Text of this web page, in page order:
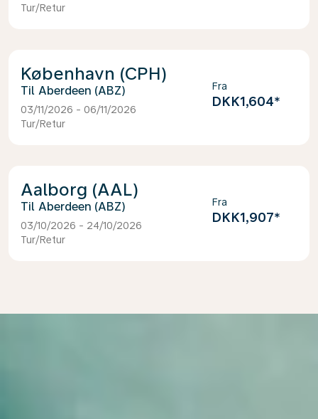
Tur/Retur
København (CPH)
Aberdeen (ABZ)
03/11/2026 - 06/11/2026
Tur/Retur
Fra
DKK1,604*
Aalborg (AAL)
Aberdeen (ABZ)
03/10/2026 - 24/10/2026
Tur/Retur
Fra
DKK1,907*